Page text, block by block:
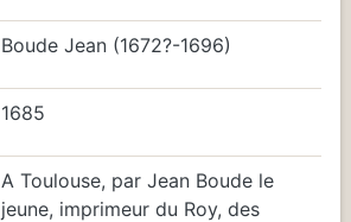
Boude Jean (1672?-1696)
1685
A Toulouse, par Jean Boude le
jeune, imprimeur du Roy, des